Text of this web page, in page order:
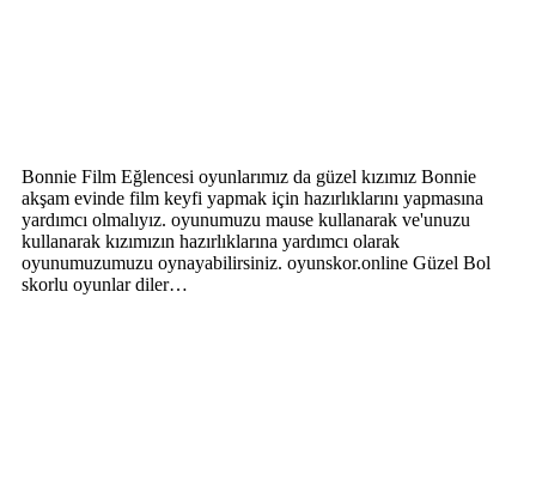
Bonnie Film Eğlencesi oyunlarımız da güzel kızımız Bonnie
akşam evinde film keyfi yapmak için hazırlıklarını yapmasına
yardımcı olmalıyız. oyunumuzu mause kullanarak ve'unuzu
kullanarak kızımızın hazırlıklarına yardımcı olarak
oyunumuzumuzu oynayabilirsiniz. oyunskor.online Güzel Bol
skorlu oyunlar diler…